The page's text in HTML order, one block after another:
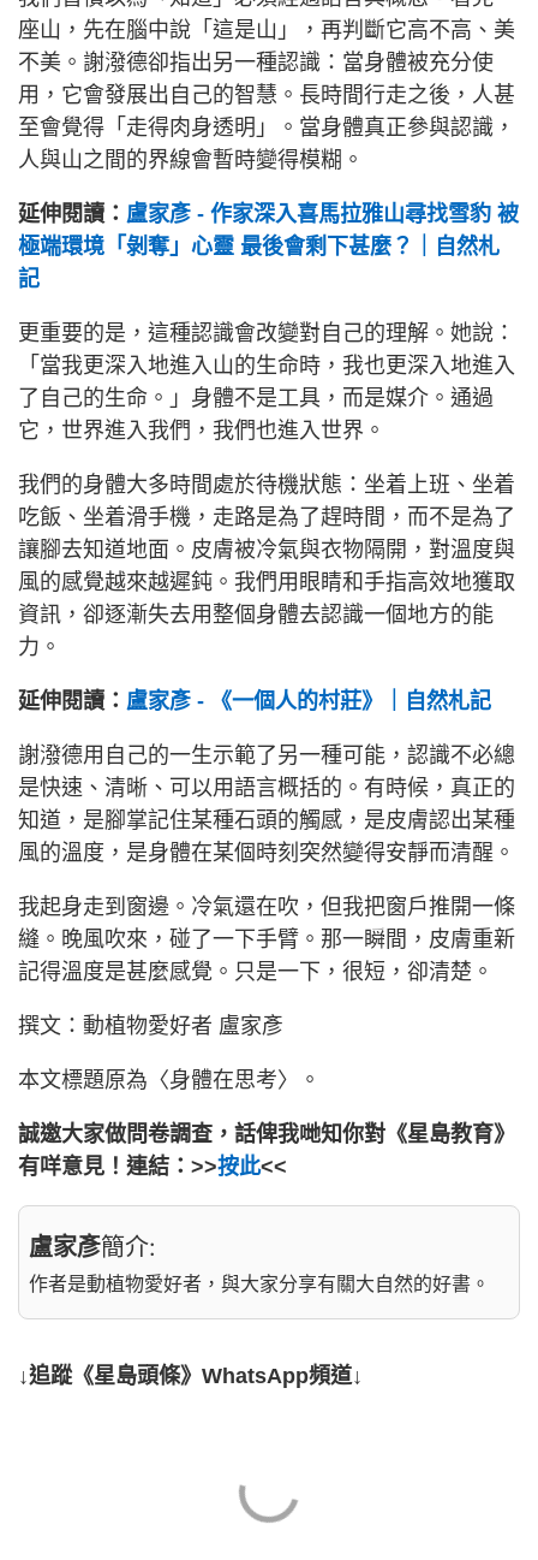
座山，先在腦中說「這是山」，再判斷它高不高、美
不美。謝潑德卻指出另一種認識：當身體被充分使
用，它會發展出自己的智慧。長時間行走之後，人甚
至會覺得「走得肉身透明」。當身體真正參與認識，
人與山之間的界線會暫時變得模糊。
延伸閱讀： 盧家彥 - 作家深入喜馬拉雅山尋找雪豹 被
極端環境「剝奪」心靈 最後會剩下甚麼？｜自然札
記
更重要的是，這種認識會改變對自己的理解。她說：
「當我更深入地進入山的生命時，我也更深入地進入
了自己的生命。」身體不是工具，而是媒介。通過
它，世界進入我們，我們也進入世界。
我們的身體大多時間處於待機狀態：坐着上班、坐着
吃飯、坐着滑手機，走路是為了趕時間，而不是為了
讓腳去知道地面。皮膚被冷氣與衣物隔開，對溫度與
風的感覺越來越遲鈍。我們用眼睛和手指高效地獲取
資訊，卻逐漸失去用整個身體去認識一個地方的能
力。
延伸閱讀： 盧家彥 - 《一個人的村莊》｜自然札記
謝潑德用自己的一生示範了另一種可能，認識不必總
是快速、清晰、可以用語言概括的。有時候，真正的
知道，是腳掌記住某種石頭的觸感，是皮膚認出某種
風的溫度，是身體在某個時刻突然變得安靜而清醒。
我起身走到窗邊。冷氣還在吹，但我把窗戶推開一條
縫。晚風吹來，碰了一下手臂。那一瞬間，皮膚重新
記得溫度是甚麼感覺。只是一下，很短，卻清楚。
撰文：動植物愛好者 盧家彥
本文標題原為〈身體在思考〉。
誠邀大家做問卷調查，話俾我哋知你對《星島教育》
有咩意見！連結：>>按此<<
盧家彥簡介:
作者是動植物愛好者，與大家分享有關大自然的好書。
↓追蹤《星島頭條》WhatsApp頻道↓